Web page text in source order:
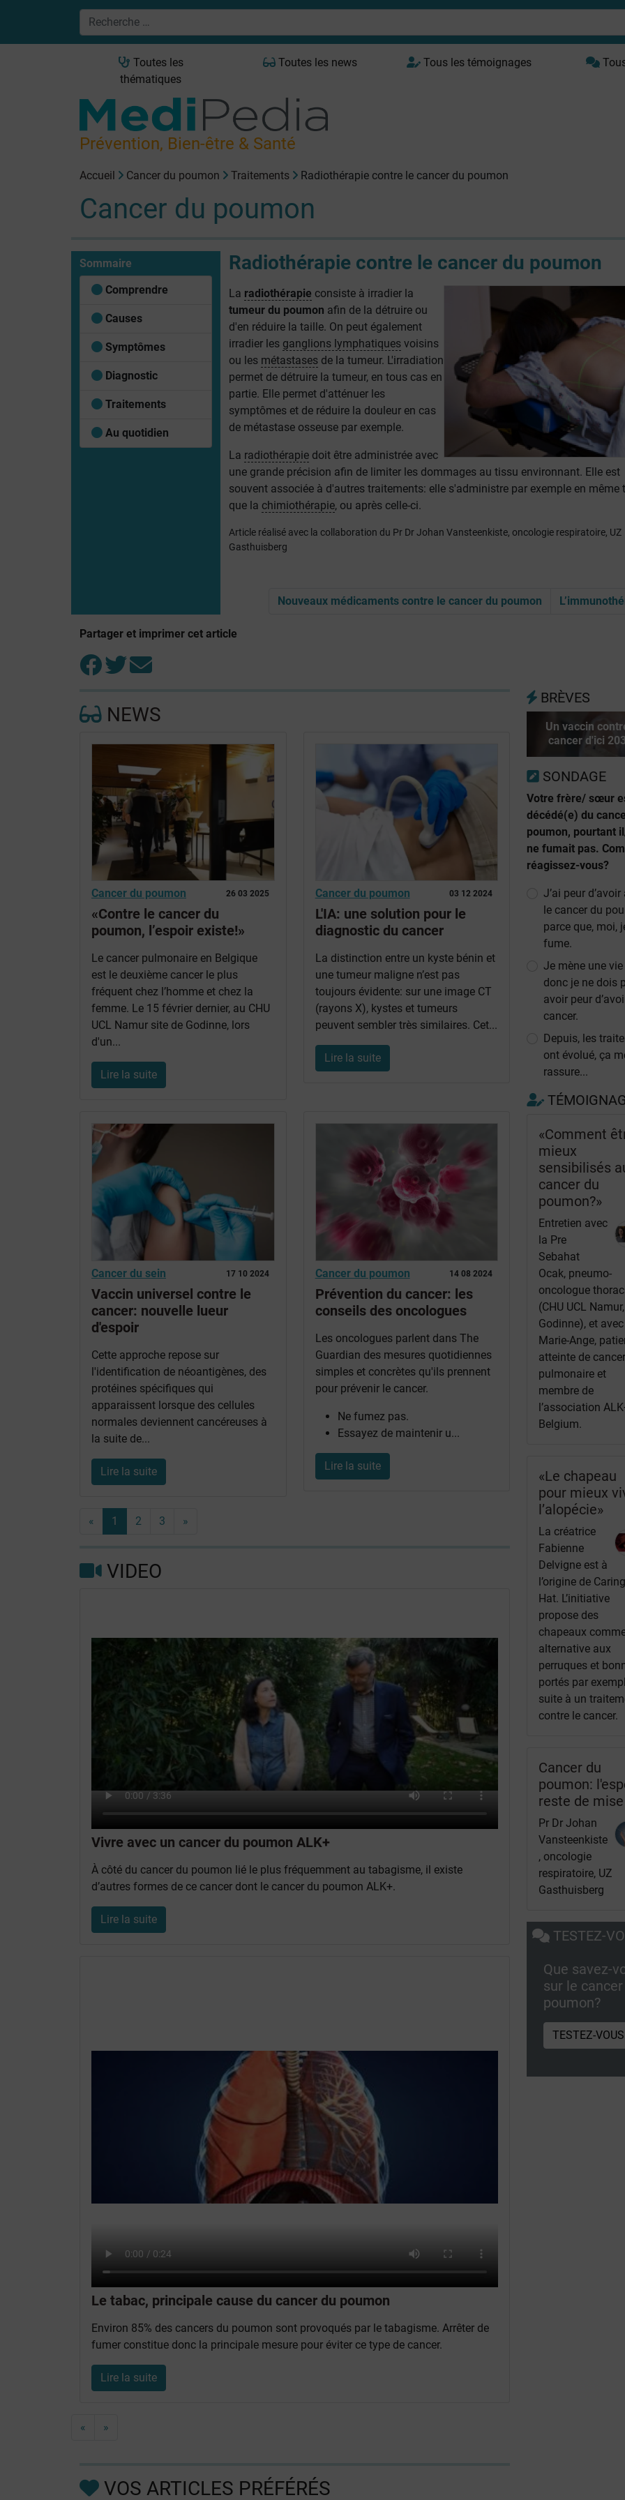
Toutes les
thématiques
Toutes les news Tous les témoignages
Prévention, Bien-être & Santé
Accueil Cancer du poumon Traitements Radiothérapie contre le cancer du poumon
Cancer du poumon
Sommaire
Comprendre
Causes
Symptômes
Diagnostic
Traitements
Au quotidien
Radiothérapie contre le cancer du poumon
La radiothérapie consiste à irradier la
tumeur du poumon afin de la détruire ou
d'en réduire la taille. On peut également
irradier les ganglions lymphatiquesvoisins
ou les métastasesde la tumeur. L'irradiation
permet de détruire la tumeur, en tous cas en
partie. Elle permet d'atténuer les
symptômes et de réduire la douleur en cas
de métastase osseuse par exemple.
La radiothérapiedoit être administrée avec
une grande précision afin de limiter les dommages au tissu environnant. Elle est
souvent associée à d'autres traitements: elle s'administre par exemple en même
que la chimiothérapie, ou après celle-ci.
Article réalisé avec la collaboration du Pr Dr Johan Vansteenkiste, oncologie respiratoire, UZ
Gasthuisberg
Nouveaux médicaments contre le cancer du poumon
Partager et imprimer cet article
NEWS
26 03 2025
Cancer du poumon
«Contre le cancer du
poumon, l’espoir existe!»
Le cancer pulmonaire en Belgique
est le deuxième cancer le plus
fréquent chez l’homme et chez la
femme. Le 15 février dernier, au CHU
UCL Namur site de Godinne, lors
d'un...
Lire la suite
03 12 2024
Cancer du poumon
L'IA: une solution pour le
diagnostic du cancer
La distinction entre un kyste bénin et
une tumeur maligne n’est pas
toujours évidente: sur une image CT
(rayons X), kystes et tumeurs
peuvent sembler très similaires. Cet...
Lire la suite
17 10 2024
Cancer du sein
Vaccin universel contre le
cancer: nouvelle lueur
d'espoir
Cette approche repose sur
l'identification de néoantigènes, des
protéines spécifiques qui
apparaissent lorsque des cellules
normales deviennent cancéreuses à
la suite de...
Lire la suite
14 08 2024
Cancer du poumon
Prévention du cancer: les
conseils des oncologues
Les oncologues parlent dans The
Guardian des mesures quotidiennes
simples et concrètes qu'ils prennent
pour prévenir le cancer.
Ne fumez pas.
Essayez de maintenir u...
Lire la suite
« 1 2 3 »
VIDEO
Vivre avec un cancer du poumon ALK+
À côté du cancer du poumon lié le plus fréquemment au tabagisme, il existe
d’autres formes de ce cancer dont le cancer du poumon ALK+.
Lire la suite
Le tabac, principale cause du cancer du poumon
Environ 85% des cancers du poumon sont provoqués par le tabagisme. Arrêter de
fumer constitue donc la principale mesure pour éviter ce type de cancer.
Lire la suite
« »
VOS ARTICLES PRÉFÉRÉS
BRÈVES
Un vaccin
cancer d'ici
SONDAGE
Votre frère/ sœur
décédé(e) du
poumon, pourtant
ne fumait pas.
réagissez-vous?
J’ai peur
le cancer du
parce que, moi,
fume.
Je mène une
donc je ne dois
avoir peur
cancer.
Depuis, les
ont évolué, ça
rassure...
«Comment
mieux
sensibilisés
cancer du
poumon?»
Entretien avec
la Pre
Sebahat
Ocak, pneumo-
oncologue
(CHU UCL Namur,
Godinne), et avec
Marie-Ange,
atteinte de cancer
pulmonaire et
membre de
l’association
Belgium.
«Le chapeau
pour mieux
l’alopécie»
La créatrice
Fabienne
Delvigne est à
l’origine de Caring
Hat. L’initiative
propose des
chapeaux
alternative aux
perruques et
portés par
suite à un
contre le cancer.
Cancer du
poumon:
reste de mise
Pr Dr Johan
Vansteenkiste
, oncologie
respiratoire, UZ
Gasthuisberg
TESTEZ-
Que savez-
sur le
poumon?
TESTEZ-VOUS